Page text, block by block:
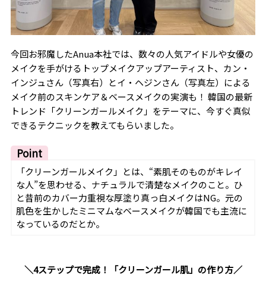
今回お邪魔したAnua本社では、数々の人気アイドルや女優の
メイクを手がけるトップメイクアップアーティスト、カン・
インジュさん（写真右）とイ・ヘジンさん（写真左）による
メイク前のスキンケア＆ベースメイクの実演も！ 韓国の最新
トレンド「クリーンガールメイク」をテーマに、今すぐ真似
できるテクニックを教えてもらいました。
Point
「クリーンガールメイク」とは、“素肌そのものがキレイ
な人”を思わせる、ナチュラルで清楚なメイクのこと。ひ
と昔前のカバー力重視な厚塗り真っ白メイクはNG。元の
肌色を生かしたミニマムなベースメイクが韓国でも主流に
なっているのだとか。
＼4ステップで完成！「クリーンガール肌」の作り方／